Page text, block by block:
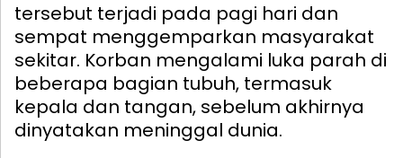
tersebut terjadi pada pagi hari dan
sempat menggemparkan masyarakat
sekitar. Korban mengalami luka parah di
beberapa bagian tubuh, termasuk
kepala dan tangan, sebelum akhirnya
dinyatakan meninggal dunia.